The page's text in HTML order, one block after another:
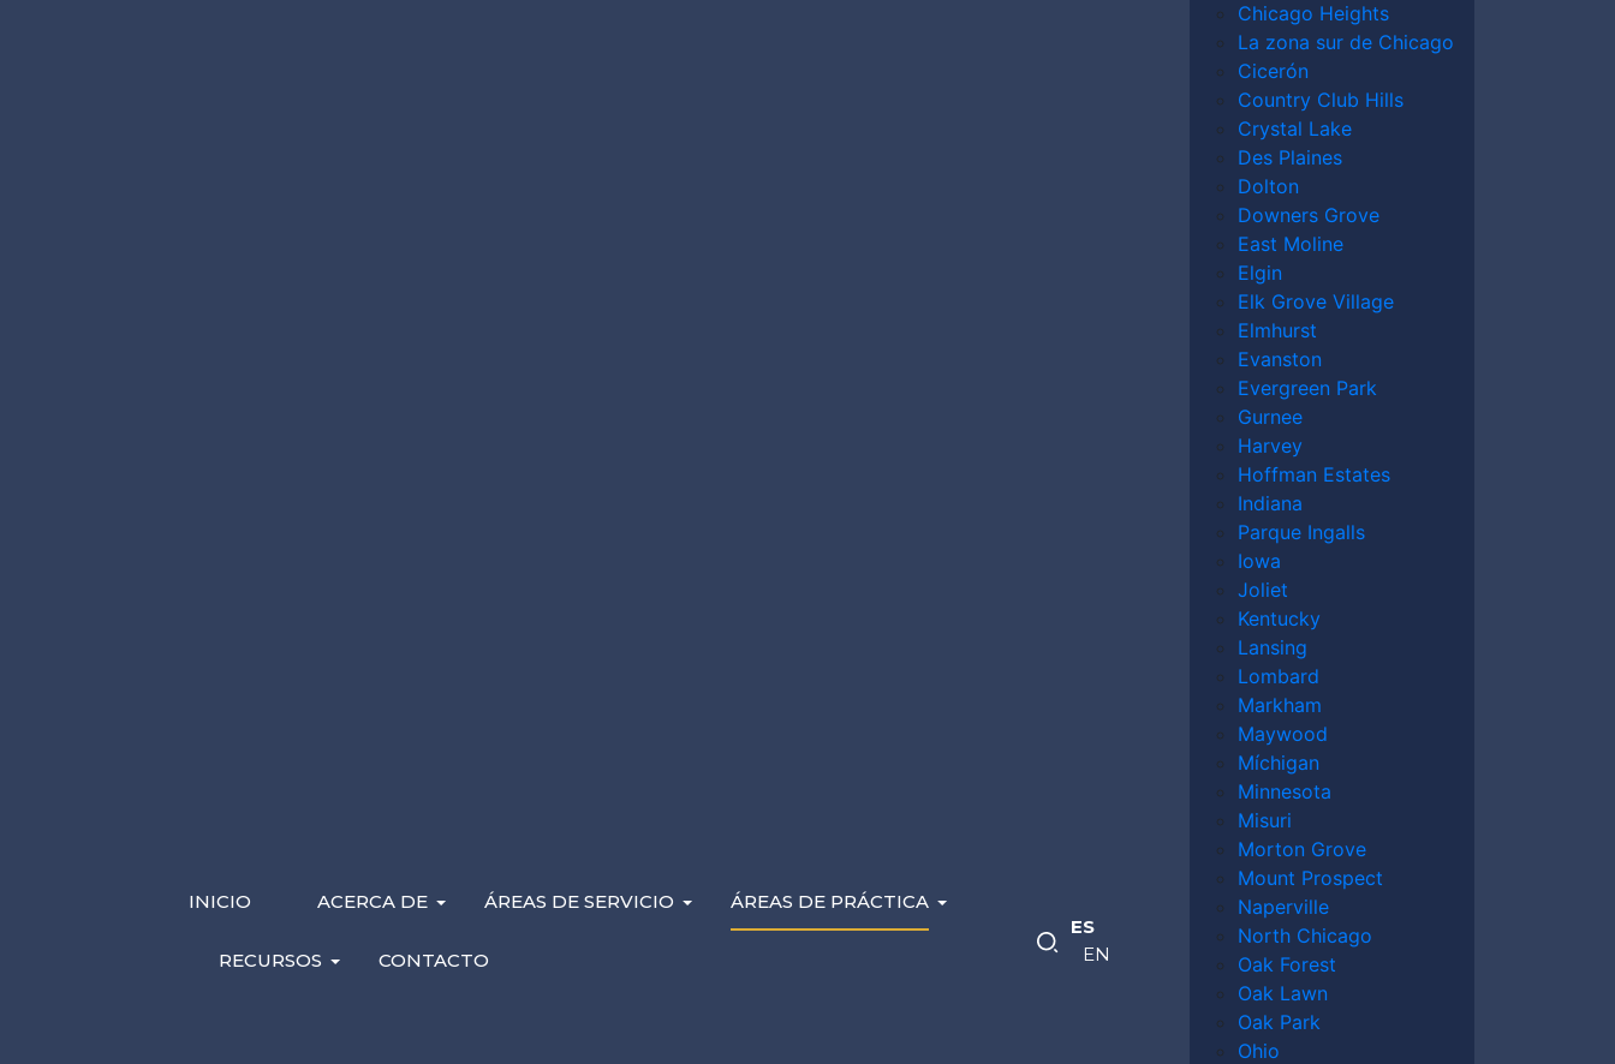
INICIO ACERCA DE ÁREAS DE SERVICIO ÁREAS DE PRÁCTICA
RECURSOS CONTACTO
ES
EN
Chicago Heights
La zona sur de Chicago
Cicerón
Country Club Hills
Crystal Lake
Des Plaines
Dolton
Downers Grove
East Moline
Elgin
Elk Grove Village
Elmhurst
Evanston
Evergreen Park
Gurnee
Harvey
Hoffman Estates
Indiana
Parque Ingalls
Iowa
Joliet
Kentucky
Lansing
Lombard
Markham
Maywood
Míchigan
Minnesota
Misuri
Morton Grove
Mount Prospect
Naperville
North Chicago
Oak Forest
Oak Lawn
Oak Park
Ohio
Podemos guiarle a través del complejo proceso legal, incluido el proceso del seguro de
compensación laboral, para recuperar la indemnización por sus lesiones laborales.
Tipos de lesiones que pueden derivarse de un accidente de construcción
¿Cómo se protege a los trabajadores de la construcción en Chicago?
Cómo pueden ayudar los abogados especializados en lesiones personales
¿Quién puede ser considerado responsable de mis lesiones por accidente de
¿Qué ocurre si me he lesionado en una obra, pero no soy trabajador de la construcción?
Nuestros abogados de accidentes de construcción de Chicago están listos para ayudar
¿Necesito un abogado para un
accidente de obra en Chicago?
Accidentes de